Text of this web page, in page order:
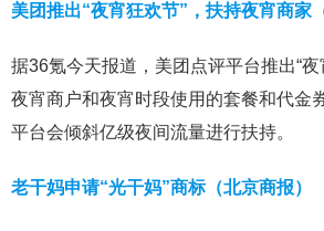
美团推出“夜宵狂欢节”，扶持夜宵商家
据36氪今天报道，美团点评平台推出“
夜宵商户和夜宵时段使用的套餐和代金
平台会倾斜亿级夜间流量进行扶持。
老干妈申请“光干妈”商标（北京商报）